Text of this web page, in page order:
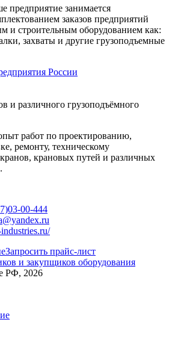
предприятие занимается
заказов предприятий
и строительным оборудованием как:
захваты и другие грузоподъемные
и различного грузоподъёмного
работ по проектированию,
ремонту, техническому
крановых путей и различных
00-444
Запросить прайс-лист
и закупщиков оборудования
РФ, 2026